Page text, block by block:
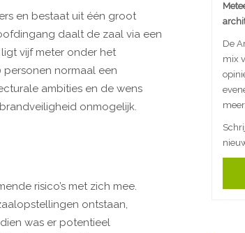
en bestaat uit één groot
daalt de zaal via een
vijf meter onder het
normaal een
ambities en de wens
onmogelijk.
risico’s met zich mee.
ontstaan,
was er potentieel
De
mix
meer.